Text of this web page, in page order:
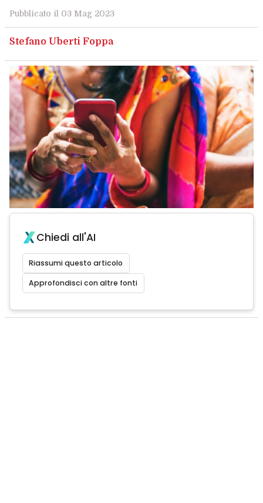
Pubblicato il 03 Mag 2023
Stefano Uberti Foppa
Chiedi all'AI
Riassumi questo articolo
Approfondisci con altre fonti